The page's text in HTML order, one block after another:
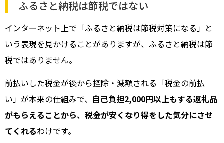
ふるさと納税は節税ではない
インターネット上で「ふるさと納税は節税対策になる」と
いう表現を見かけることがありますが、ふるさと納税は節
税ではありません。
前払いした税金が後から控除・減額される「税金の前払
い」が本来の仕組みで、 自己負担2,000円以上もする返礼品
がもらえることから、税金が安くなり得をした気分にさせ
てくれるわけです。